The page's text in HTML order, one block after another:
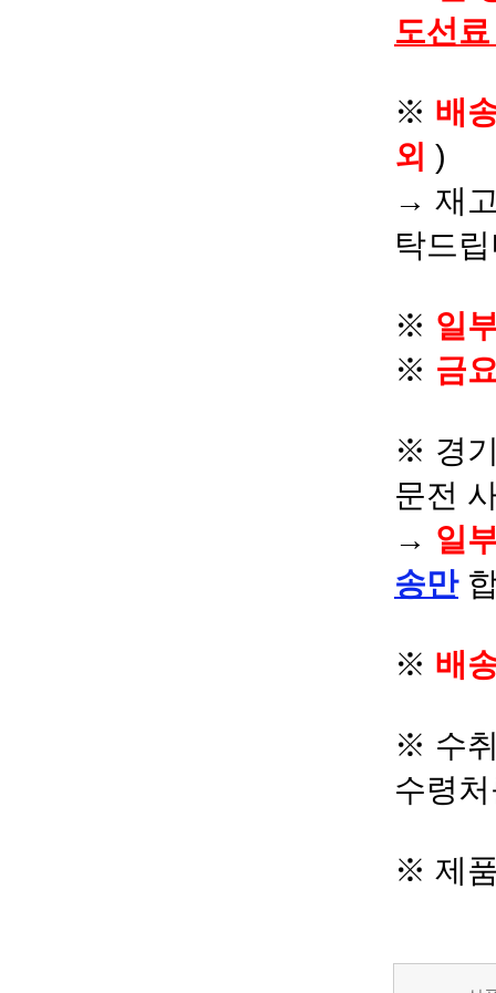
도선
※ 배
외 )
→ 재
탁드
※ 일
※ 금
※ 경
문전
→ 일
송만
※ 배
※ 수
수령
※ 제